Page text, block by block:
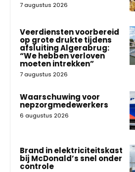
7 augustus 2026
Veerdiensten voorbereid
op grote drukte tijdens
afsluiting Algerabrug:
“We hebben verloven
moeten intrekken”
7 augustus 2026
Waarschuwing voor
nepzorgmedewerkers
6 augustus 2026
Brand in elektriciteitskast
bij McDonald’s snel onder
controle